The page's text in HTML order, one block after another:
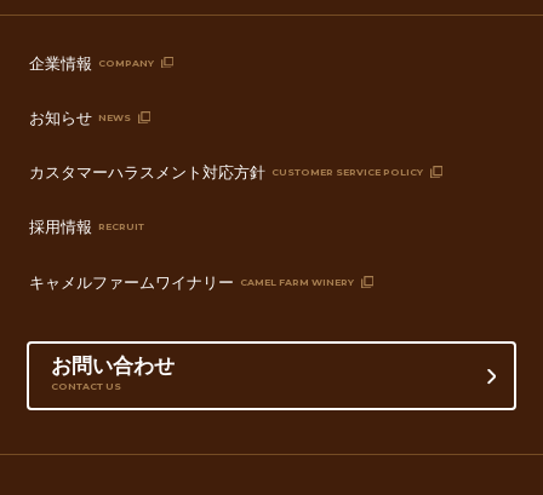
企業情報 COMPANY
お知らせ NEWS
カスタマーハラスメント対応方針 CUSTOMER SERVICE POLICY
採用情報 RECRUIT
キャメルファームワイナリー CAMEL FARM WINERY
お問い合わせ
CONTACT US